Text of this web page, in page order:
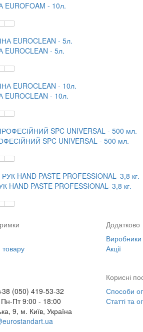
- 10л.
- 5л.
- 10л.
SPC UNIVERSAL - 500 мл.
PASTE PROFESSIONAL- 3,8 кг.
Додатково
Виробники
Акції
(050) 419-53-32
Пт 9:00 - 18:00
9, м. Київ, Україна
Корисні
Способи
Статті та